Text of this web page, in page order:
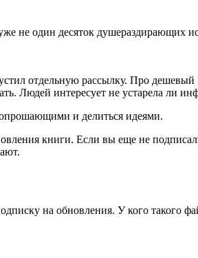
не один десяток душераздирающих
отдельную рассылку. Про
Людей интересует не устарела ли
и делиться идеями.
книги. Если вы еще не
на обновления. У кого такого